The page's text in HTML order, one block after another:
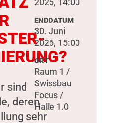
sind
deren
sehr
2026, 14:00
ENDDATUM
30. Juni
2026, 15:00
ORT
Raum 1 /
Swissbau
Focus /
Halle 1.0